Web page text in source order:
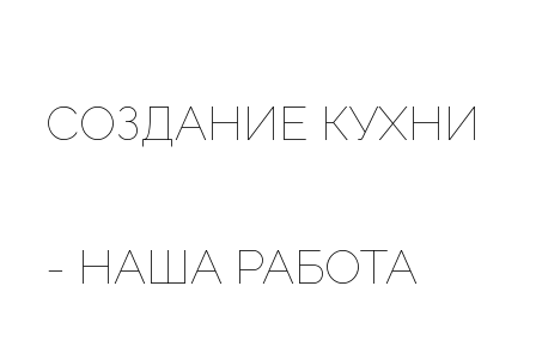
СОЗДАНИЕ КУХНИ
- НАША РАБОТА